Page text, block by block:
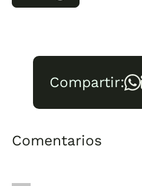
Compartir:
Comentarios